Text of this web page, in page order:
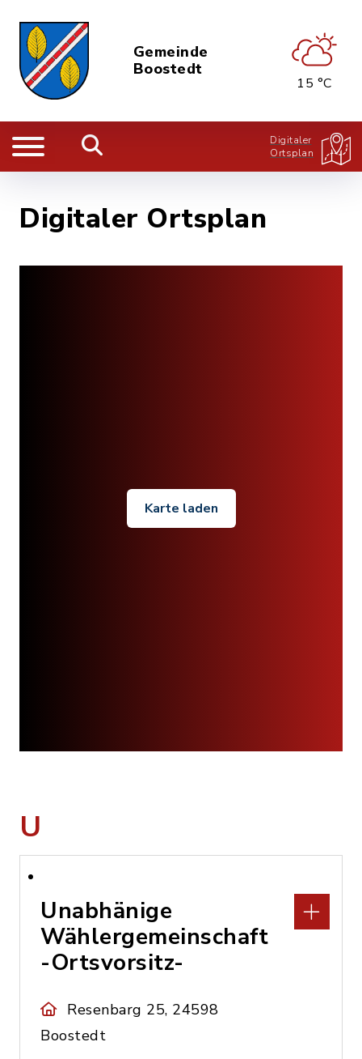
Gemeinde
Boostedt
15 °C
Digitaler
Ortsplan
Digitaler Ortsplan
Karte laden
U
Unabhänige
Wählergemeinschaft
-Ortsvorsitz-
Resenbarg 25, 24598
Boostedt